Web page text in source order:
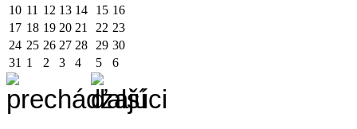
10 11 12 13 14 15 16
17 18 19 20 21 22 23
24 25 26 27 28 29 30
31 1 2 3 4 5 6